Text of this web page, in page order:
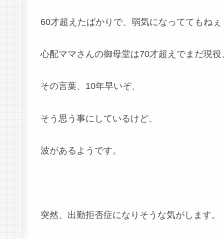
60才超えたばかりで、弱気になっててもねぇ
心配ママさんの御母堂は70才超えでまだ現役
その言葉、10年早いぞ、
そう思う事にしているけど、
波があるようです。
突然、出勤拒否症になりそうな気がします。